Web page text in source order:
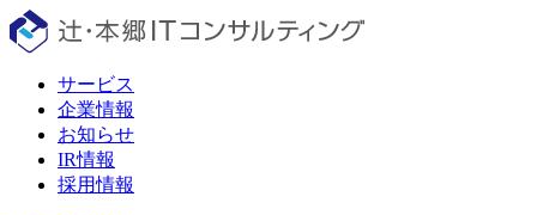
サービス
企業情報
お知らせ
IR情報
採用情報